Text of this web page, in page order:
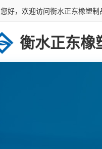
您好，欢迎访问衡水正东橡塑制
衡水正东橡